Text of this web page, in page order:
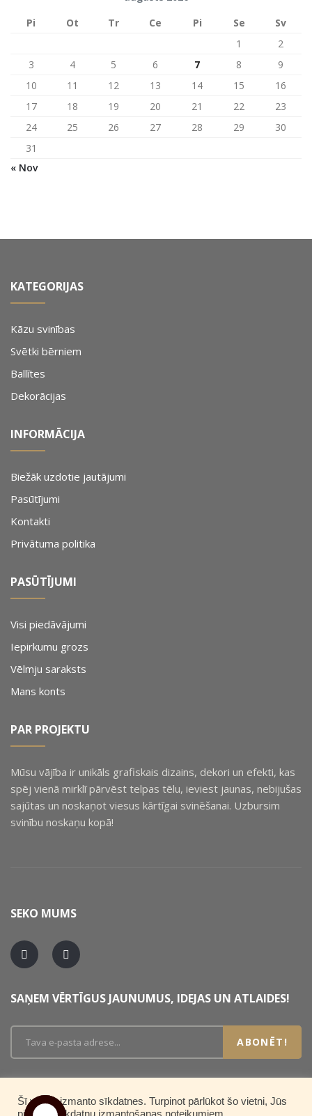
Pi
Ot Tr Ce Pi Se
Sv
1
2
3
4 5 6 7 8
9
10
11 12 13 14 15
16
17
18 19 20 21 22
23
24
25 26 27 28 29
30
31
« Nov
KATEGORIJAS
Kāzu svinības
Svētki bērniem
Ballītes
Dekorācijas
INFORMĀCIJA
Biežāk uzdotie jautājumi
Pasūtījumi
Kontakti
Privātuma politika
PASŪTĪJUMI
Visi piedāvājumi
Iepirkumu grozs
Vēlmju saraksts
Mans konts
PAR PROJEKTU
Mūsu vājība ir unikāls grafiskais dizains, dekori un efekti, kas
spēj vienā mirklī pārvēst telpas tēlu, ieviest jaunas, nebijušas
sajūtas un noskaņot viesus kārtīgai svinēšanai. Uzbursim
svinību noskaņu kopā!
SEKO MUMS
SAŅEM VĒRTĪGUS JAUNUMUS, IDEJAS UN ATLAIDES!
ABONĒT!
Šī vietne izmanto sīkdatnes. Turpinot pārlūkot šo vietni, Jūs